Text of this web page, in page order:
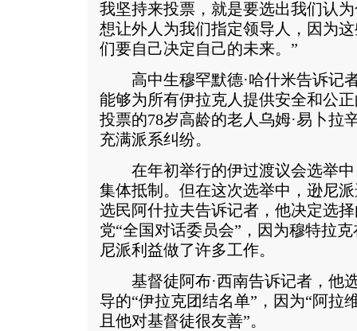
我坚持来投票，就是要选出我们认
想让外人为我们指定领导人，因为
们要自己决定自己的未来。”
高中生穆罕默德·哈什米告诉记
能够为所有伊拉克人提供安全和公
投票的78岁高龄的老人乌姆·易卜拉
充满派系纠纷。
在年初举行的伊过渡议会选举中
集体抵制。但在这次选举中，逊尼
选民阿什拉夫告诉记者，他决定选
党“全国对话委员会”，因为穆特拉
尼派利益做了许多工作。
基督徒阿布·西南告诉记者，他
导的“伊拉克团结名单”，因为“阿拉
且他对基督徒很友善”。